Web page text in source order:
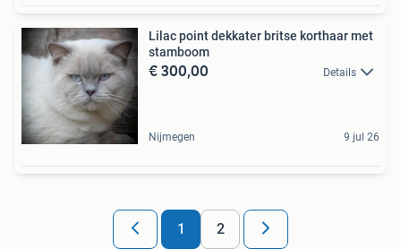
Lilac point dekkater britse korthaar met
stamboom
€ 300,00 Details
Nijmegen 9 jul 26
1 2